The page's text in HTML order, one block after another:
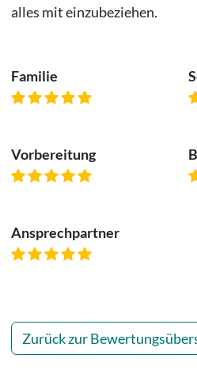
alles mit einzubeziehen.
Familie
Vorbereitung
Ansprechpartner
Zurück zur